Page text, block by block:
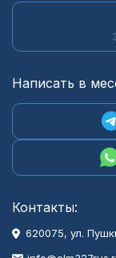
Написать в
Контакты:
620075, ул.